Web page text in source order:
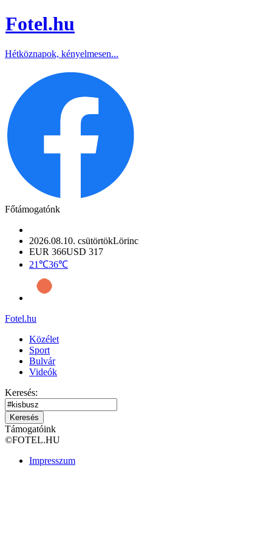
Fotel.hu
Hétköznapok, kényelmesen...
Főtámogatónk
2026.08.10. csütörtökLörinc
EUR 366USD 317
21℃36℃
Fotel.hu
Közélet
Sport
Bulvár
Videók
Keresés:
Keresés
Támogatóink
©FOTEL.HU
Impresszum